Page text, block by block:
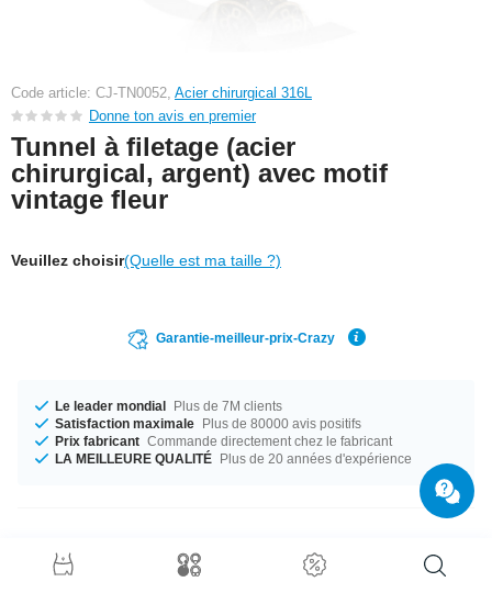
Code article: CJ-TN0052, Acier chirurgical 316L
Donne ton avis en premier
Tunnel à filetage (acier
chirurgical, argent) avec motif
vintage fleur
Veuillez choisir(Quelle est ma taille ?)
Garantie-meilleur-prix-Crazy
Le leader mondial Plus de 7M clients
Satisfaction maximale Plus de 80000 avis positifs
Prix fabricant Commande directement chez le fabricant
LA MEILLEURE QUALITÉ Plus de 20 années d'expérience
Détails produit